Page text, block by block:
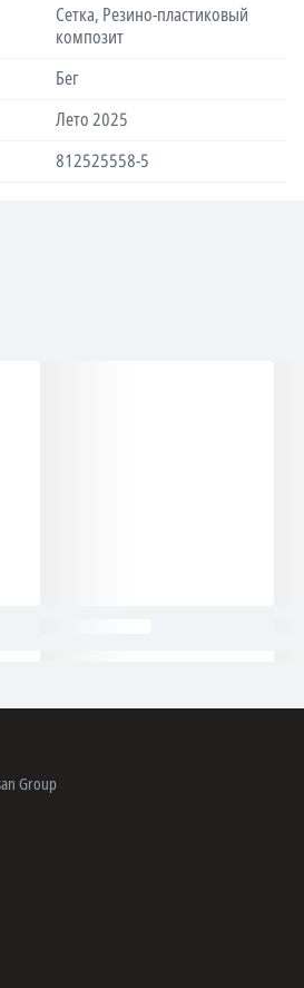
Сетка, Резино-пластиковый
композит
Бег
Лето 2025
812525558-5
Group